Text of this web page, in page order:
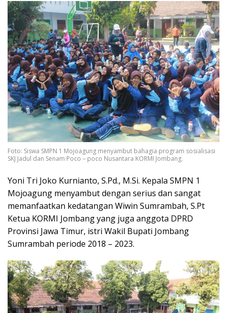
Foto: Siswa SMPN 1 Mojoagung menyambut bahagia program sosialisasi
SKJ Jadul dan Senam Poco – poco Nusantara KORMI Jombang.
Yoni Tri Joko Kurnianto, S.Pd., M.Si. Kepala SMPN 1
Mojoagung menyambut dengan serius dan sangat
memanfaatkan kedatangan Wiwin Sumrambah, S.Pt
Ketua KORMI Jombang yang juga anggota DPRD
Provinsi Jawa Timur, istri Wakil Bupati Jombang
Sumrambah periode 2018 – 2023.